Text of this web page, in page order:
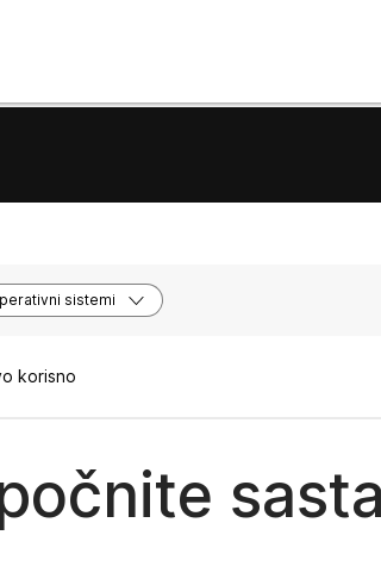
sistemi
korisno